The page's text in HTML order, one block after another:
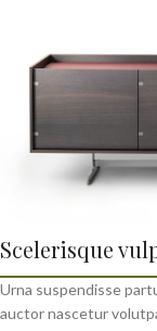
Scelerisque
Urna suspendisse
auctor nascetur